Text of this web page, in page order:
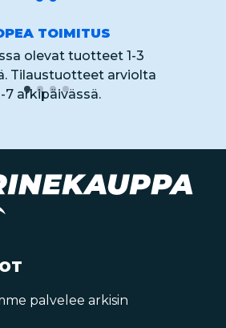
TOIMITUS
olevat tuotteet 1-3
Tilaustuotteet arviolta
7 arkipäivässä.
palvelee arkisin